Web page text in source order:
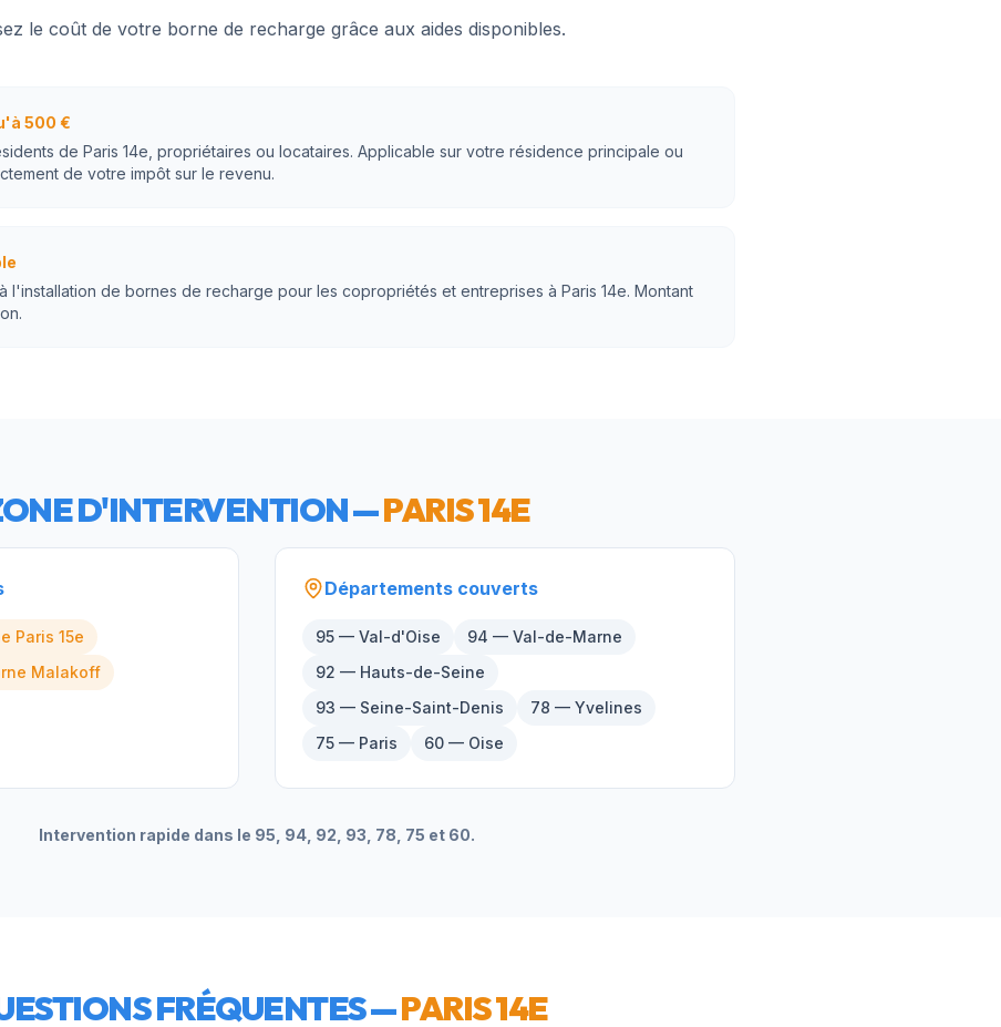
le coût de votre borne de recharge grâce aux aides disponibles.
500 €
de Paris 14e, propriétaires ou locataires. Applicable sur votre résidence principale ou
de votre impôt sur le revenu.
l'installation de bornes de recharge pour les copropriétés et entreprises à Paris 14e. Montant
D'INTERVENTION —PARIS 14E
Paris 15e
Malakoff
Départements couverts
95 — Val-d'Oise
94 — Val-de-Marne
92 — Hauts-de-Seine
93 — Seine-Saint-Denis
78 — Yvelines
75 — Paris
60 — Oise
Intervention rapide dans le 95, 94, 92, 93, 78, 75 et 60.
FRÉQUENTES —PARIS 14E